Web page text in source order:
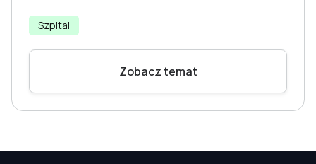
Szpital
Zobacz temat